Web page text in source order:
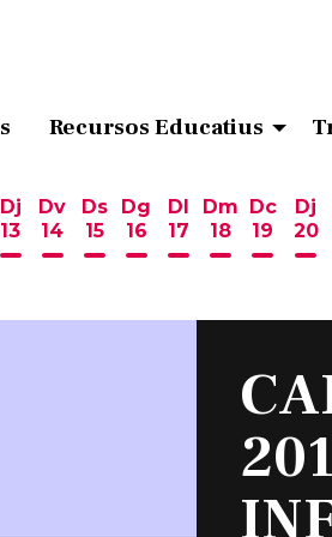
Recursos Educatius
11 d'agost12 d'agost
Dj
13
Dijous 13 d'agost
Dv
14
Divendres 14 d'agost
Ds
15
Dissabte 15 d'agost
Dg
16
Diumenge 16
Dl
17
Dilluns 17
Dm
18
Dimarts 18
Dc
19
Dj
20